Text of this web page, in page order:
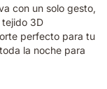
con un solo gesto,
3D
perfecto para tu
la noche para